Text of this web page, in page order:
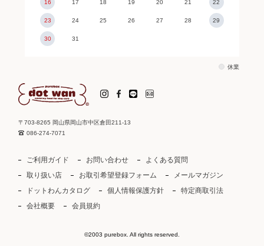
16 17 18 19 20 21 22
23 24 25 26 27 28 29
30 31
休業
〒703-8265 岡山県岡山市中区倉田211-13
086-274-7071
ご利用ガイド お問い合わせ
よくある質問
取り扱い店
お取引希望登録フォーム
メールマガジン
ドットわんカタログ
個人情報保護方針
特定商取引法
会社概要
会員規約
©2003 purebox. All rights reserved.